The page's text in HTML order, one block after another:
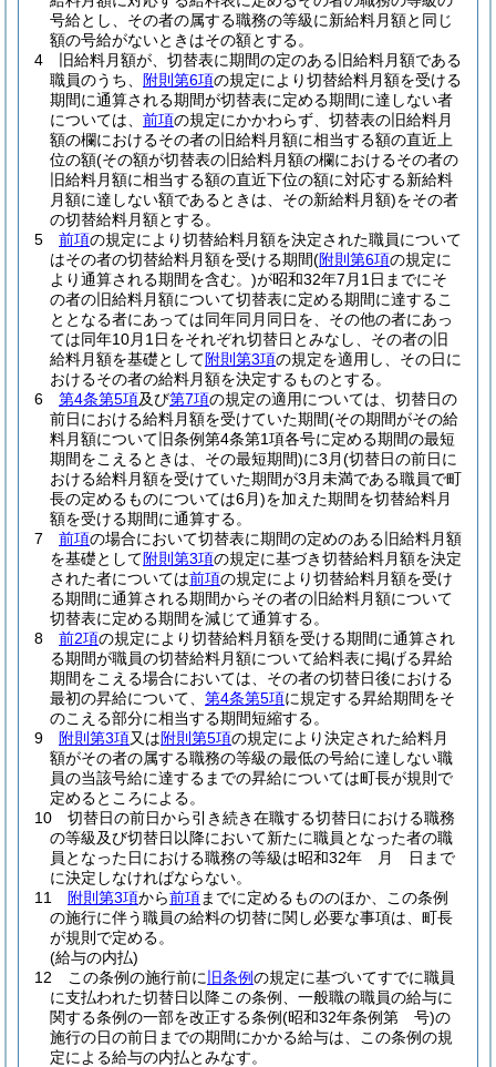
号給とし、その者の属する職務の等級に新給料月額と同じ
額の号給がないときはその額とする。
4
旧給料月額が、切替表に期間の定のある旧給料月額である
職員のうち、
附則第6項の規定により切替給料月額を受ける
期間に通算される期間が切替表に定める期間に達しない者
については、 前項の規定にかかわらず、切替表の旧給料月
額の欄におけるその者の旧給料月額に相当する額の直近上
位の額(その額が切替表の旧給料月額の欄におけるその者の
旧給料月額に相当する額の直近下位の額に対応する新給料
月額に達しない額であるときは、その新給料月額)をその者
の切替給料月額とする。
5
前項の規定により切替給料月額を決定された職員について
はその者の切替給料月額を受ける期間(附則第6項の規定に
より通算される期間を含む。)が昭和32年7月1日までにそ
の者の旧給料月額について切替表に定める期間に達するこ
ととなる者にあっては同年同月同日を、その他の者にあっ
ては同年10月1日をそれぞれ切替日とみなし、その者の旧
給料月額を基礎として附則第3項の規定を適用し、その日に
おけるその者の給料月額を決定するものとする。
6
第4条第5項及び第7項の規定の適用については、切替日の
前日における給料月額を受けていた期間(その期間がその給
料月額について旧条例第4条第1項各号に定める期間の最短
期間をこえるときは、その最短期間)に3月(切替日の前日に
おける給料月額を受けていた期間が3月未満である職員で町
長の定めるものについては6月)を加えた期間を切替給料月
額を受ける期間に通算する。
7
前項の場合において切替表に期間の定めのある旧給料月額
を基礎として附則第3項の規定に基づき切替給料月額を決定
された者については前項の規定により切替給料月額を受け
る期間に通算される期間からその者の旧給料月額について
切替表に定める期間を減じて通算する。
8
前2項の規定により切替給料月額を受ける期間に通算され
る期間が職員の切替給料月額について給料表に掲げる昇給
期間をこえる場合においては、その者の切替日後における
最初の昇給について、 第4条第5項に規定する昇給期間をそ
のこえる部分に相当する期間短縮する。
9
附則第3項又は附則第5項の規定により決定された給料月
額がその者の属する職務の等級の最低の号給に達しない職
員の当該号給に達するまでの昇給については町長が規則で
定めるところによる。
10
切替日の前日から引き続き在職する切替日における職務
の等級及び切替日以降において新たに職員となった者の職
員となった日における職務の等級は昭和32年 月 日まで
に決定しなければならない。
11
附則第3項から前項までに定めるもののほか、この条例
の施行に伴う職員の給料の切替に関し必要な事項は、町長
が規則で定める。
(給与の内払)
12
この条例の施行前に 旧条例の規定に基づいてすでに職員
に支払われた切替日以降この条例、一般職の職員の給与に
関する条例の一部を改正する条例(昭和32年条例第 号)の
施行の日の前日までの期間にかかる給与は、この条例の規
定による給与の内払とみなす。